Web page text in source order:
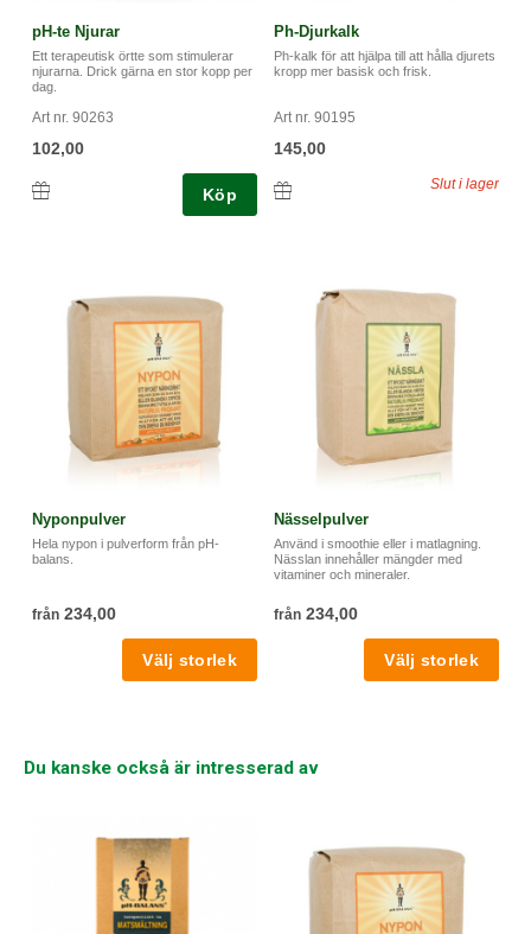
pH-te Njurar
Ett terapeutisk örtte som stimulerar
njurarna. Drick gärna en stor kopp per
dag.
Art nr. 90263
102,00
Köp
Ph-Djurkalk
Ph-kalk för att hjälpa till att hålla djurets
kropp mer basisk och frisk.
Art nr. 90195
145,00
Slut i lager
Nyponpulver
Hela nypon i pulverform från pH-
balans.
från 234,00
Nässelpulver
Använd i smoothie eller i matlagning.
Nässlan innehåller mängder med
vitaminer och mineraler.
från 234,00
Du kanske också är intresserad av